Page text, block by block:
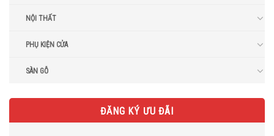
NỘI THẤT
PHỤ KIỆN CỬA
SÀN GỖ
ĐĂNG KÝ ƯU ĐÃI